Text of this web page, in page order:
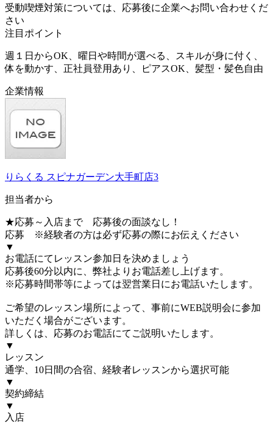
受動喫煙対策については、応募後に企業へお問い合わせくだ
さい
注目ポイント
週１日からOK、曜日や時間が選べる、スキルが身に付く、
体を動かす、正社員登用あり、ピアスOK、髪型・髪色自由
企業情報
りらくる スピナガーデン大手町店3
担当者から
★応募～入店まで 応募後の面談なし！
応募 ※経験者の方は必ず応募の際にお伝えください
▼
お電話にてレッスン参加日を決めましょう
応募後60分以内に、弊社よりお電話差し上げます。
※応募時間帯等によっては翌営業日にお電話いたします。
ご希望のレッスン場所によって、事前にWEB説明会に参加
いただく場合がございます。
詳しくは、応募のお電話にてご説明いたします。
▼
レッスン
通学、10日間の合宿、経験者レッスンから選択可能
▼
契約締結
▼
入店